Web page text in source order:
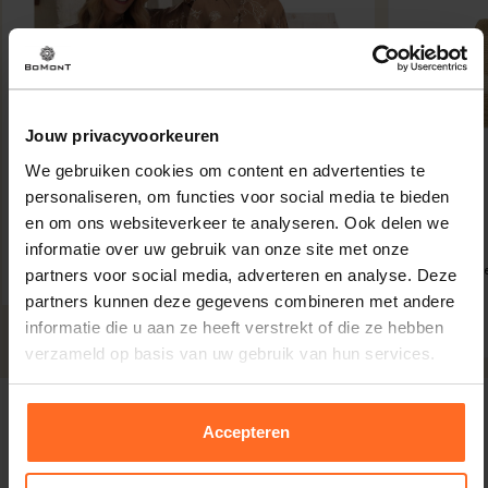
Jouw privacyvoorkeuren
We gebruiken cookies om content en advertenties te
personaliseren, om functies voor social media te bieden
en om ons websiteverkeer te analyseren. Ook delen we
informatie over uw gebruik van onze site met onze
partners voor social media, adverteren en analyse. Deze
partners kunnen deze gegevens combineren met andere
informatie die u aan ze heeft verstrekt of die ze hebben
verzameld op basis van uw gebruik van hun services.
Accepteren
Barts
Hoed Swellie
39,99
Pantalon Eline van Nukus heeft een casual, minimalistische